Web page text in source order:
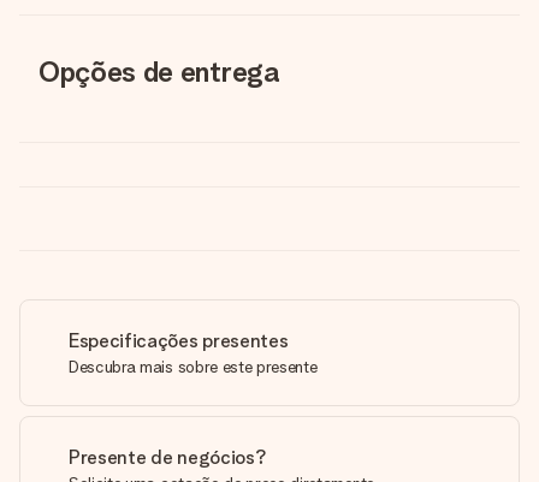
Opções de entrega
Especificações presentes
Descubra mais sobre este presente
Presente de negócios?